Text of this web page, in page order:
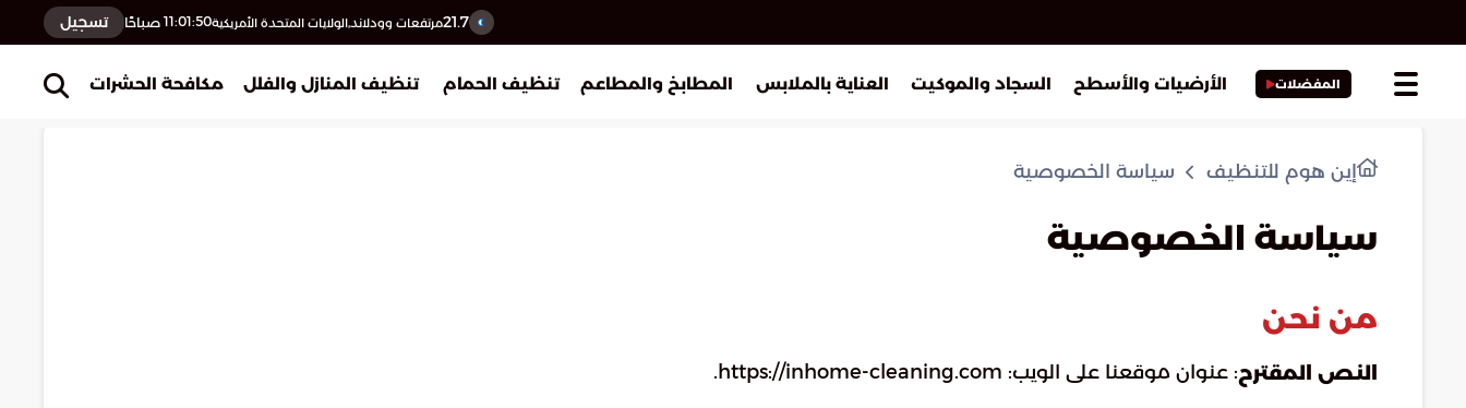
21.7مرتفعات وودلاند,الولايات المتحدة الأمريكية11:01:51 صباحًا تسجيل
المفضلات الأرضيات والأسطح السجاد والموكيت العناية بالملابس المطابخ والمطاعم تنظيف الحمام تنظيف المنازل والفلل مكافحة الحشرات
إين هوم للتنظيف سياسة الخصوصية
سياسة الخصوصية
من نحن
النص المقترح: عنوان موقعنا على الويب: https://inhome-cleaning.com.